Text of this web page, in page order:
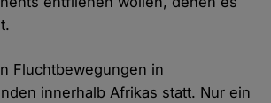
Fluchtbewegungen in
innerhalb Afrikas statt. Nur ein